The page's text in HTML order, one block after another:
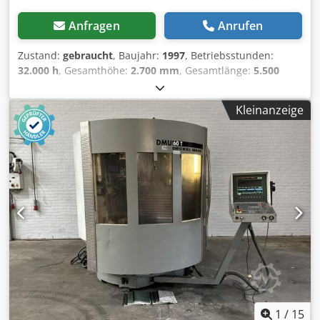
Anfragen Anrufen
Zustand: gebraucht, Baujahr: 1997, Betriebsstunden:
32.000 h, Gesamthöhe: 2.700 mm, Gesamtlänge: 5.500
2.500 mm, Farbe: Weiß Leergewicht:
13.000 kg - Baujahr: 1997 - Dokumentation verfügbar: Ja -
CE-Kennzeichnung vorhanden: Ja - CE-Zertifikat
vorhanden: Nein - Seriennummer: 120245 -
Betriebsstunden: 32000 - Ansteuerung: CNC Crsdpfx Amsy
Uv U Hjusf - Horizontal/Vertikal: Horizontal und Vertikal -
Steuerungssystem-Marke: Heidenhain - Anzahl Achsen
[Stk.]: 5 - X-Achse Verfahrweg [mm]: 1200 - Y-Achse
Verfahrweg [mm]: 880 - Z-Achse Verfahrweg [mm]: 800 - C-
Achsenrotation [°]: 360 - Tischlänge [mm]: 1250 -
Tischbreite [mm]: 1000 - Werkzeugaufnahme: SK40 - Max.
Spindeldrehzahl [rpm]: 18000 - Optionen: Digitale Anzeige,
Werkzeugmagazin - └ Typ digitale Anzeige: Heidenhain - └
Werkzeugmagazin [Stk.]: 30 - Transportmaße: 5500mm x
2500mm x 2700mm (l x b x h) - Transportgewicht [kg]:
13000kg - Transportpakete [Stk.]: 1 Finanzielle
Kleinanzeige
1 / 15